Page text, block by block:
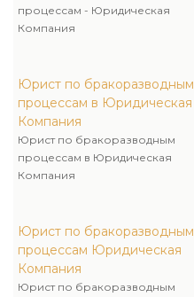
процессам - Юридическая
Компания
Юрист по бракоразводным
процессам в Юридическая
Компания
Юрист по бракоразводным
процессам в Юридическая
Компания
Юрист по бракоразводным
процессам Юридическая
Компания
Юрист по бракоразводным